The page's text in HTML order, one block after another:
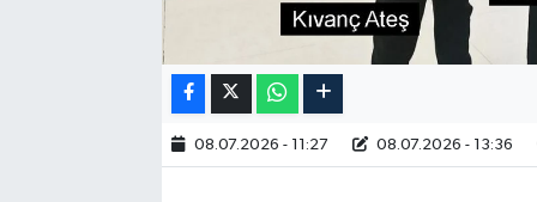
08.07.2026 - 11:27 08.07.2026 - 13:36